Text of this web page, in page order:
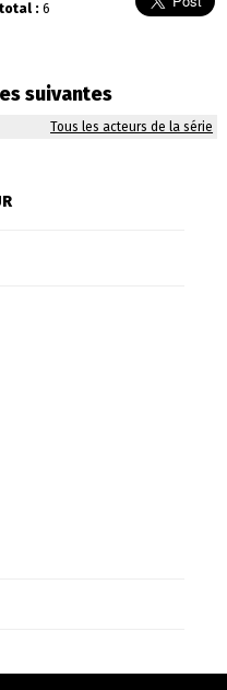
: 6
suivantes
Tous les acteurs de la série